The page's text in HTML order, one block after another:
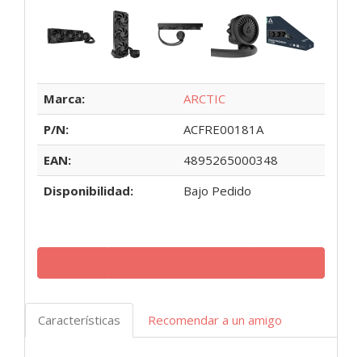
Marca:
ARCTIC
P/N:
ACFRE00181A
EAN:
4895265000348
Disponibilidad:
Bajo Pedido
Características Recomendar a un amigo